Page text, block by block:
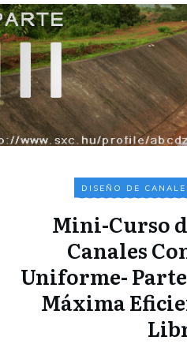
DISEÑO DE
Mini-Curso
Canales
Uniforme-
Máxima